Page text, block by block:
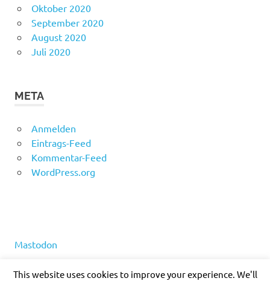
Oktober 2020
September 2020
August 2020
Juli 2020
META
Anmelden
Eintrags-Feed
Kommentar-Feed
WordPress.org
Mastodon
This website uses cookies to improve your experience. We'll